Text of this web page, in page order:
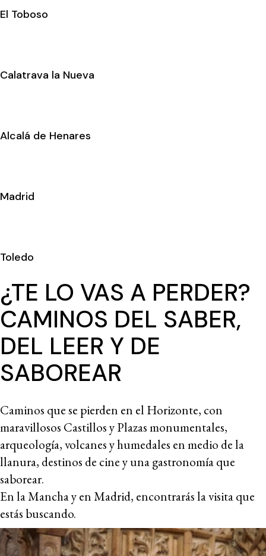
El Toboso
Calatrava la Nueva
Alcalá de Henares
Madrid
Toledo
¿TE LO VAS A PERDER?
CAMINOS DEL SABER,
DEL LEER Y DE
SABOREAR
Caminos que se pierden en el Horizonte, con
maravillosos Castillos y Plazas monumentales,
arqueología, volcanes y humedales en medio de la
llanura, destinos de cine y una gastronomía que
saborear.
En la Mancha y en Madrid, encontrarás la visita que
estás buscando.